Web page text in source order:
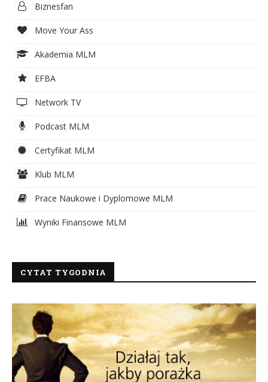
Biznesfan
Move Your Ass
Akademia MLM
EFBA
Network TV
Podcast MLM
Certyfikat MLM
Klub MLM
Prace Naukowe i Dyplomowe MLM
Wyniki Finansowe MLM
CYTAT TYGODNIA